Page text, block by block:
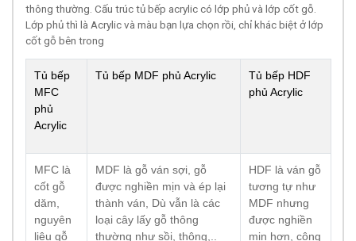
thông thường. Cấu trúc tủ bếp acrylic có lớp phủ và lớp cốt gỗ.
Lớp phủ thì là Acrylic và màu bạn lựa chọn rồi, chỉ khác biệt ở lớp
cốt gỗ bên trong
Tủ bếp
MFC
phủ
Acrylic
Tủ bếp MDF phủ Acrylic
Tủ bếp HDF
phủ Acrylic
MFC là
cốt gỗ
dăm,
nguyên
liệu gỗ
MDF là gỗ ván sợi, gỗ
được nghiền mịn và ép lại
thành ván, Dù vẫn là các
loại cây lấy gỗ thông
thường như sồi, thông,..
HDF là ván gỗ
tương tự như
MDF nhưng
được nghiền
mịn hơn, công